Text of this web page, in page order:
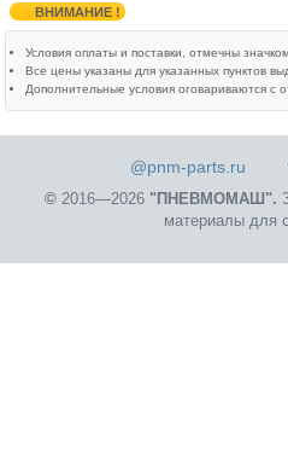
ВНИМАНИЕ !
Условия оплаты и поставки , отмечны
Все цены указаны для указанных пунктов
Дополнительные условия оговариваются с
@pnm-parts.ru
©2016—2026 "ПНЕВМОМАШ".
материалы для